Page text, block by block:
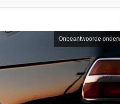
Onbeantwoorde